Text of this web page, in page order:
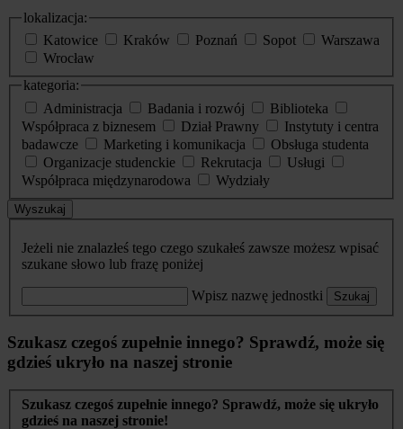
lokalizacja:
Katowice
Kraków Poznań Sopot
Warszawa
Wrocław
kategoria:
Administracja
Badania i rozwój
Biblioteka
Współpraca z biznesem
Dział Prawny
Instytuty i centra
badawcze
Marketing i komunikacja
Obsługa studenta
Organizacje studenckie
Rekrutacja
Usługi
Współpraca międzynarodowa
Wydziały
Wyszukaj
Jeżeli nie znalazłeś tego czego szukałeś zawsze możesz wpisać
szukane słowo lub frazę poniżej
Wpisz nazwę jednostki Szukaj
Szukasz czegoś zupełnie innego? Sprawdź, może się
gdzieś ukryło na naszej stronie
Szukasz czegoś zupełnie innego? Sprawdź, może się ukryło
gdzieś na naszej stronie!